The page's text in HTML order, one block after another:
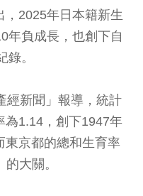
，2025年日本籍新生
年負成長，也創下自
。
經新聞」報導，統計
為1.14，創下1947年
東京都的總和生育率
大關。